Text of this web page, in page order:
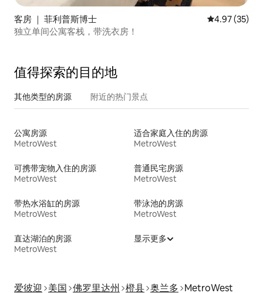
客房 ｜ 菲利普斯博士 平均评分
4.97 (35)
独立单间公寓客栈，带洗衣房！
值得探索的目的地
其他类型的房源 附近的热门景点
公寓房源
MetroWest
适合家庭入住的房源
MetroWest
可携带宠物入住的房源
MetroWest
普通民宅房源
MetroWest
带热水浴缸的房源
MetroWest
带泳池的房源
MetroWest
直达湖泊的房源
MetroWest
显示更多
爱彼迎 美国 佛罗里达州 橙县 奥兰多 MetroWest